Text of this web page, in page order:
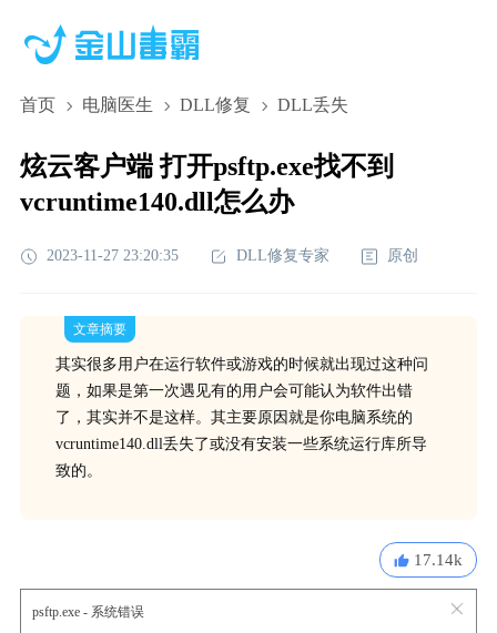
首页 电脑医生 DLL修复 DLL丢失
炫云客户端 打开psftp.exe找不到
vcruntime140.dll怎么办
2023-11-27 23:20:35 DLL修复专家 原创
文章摘要
其实很多用户在运行软件或游戏的时候就出现过这种问
题，如果是第一次遇见有的用户会可能认为软件出错
了，其实并不是这样。其主要原因就是你电脑系统的
vcruntime140.dll丢失了或没有安装一些系统运行库所导
致的。
17.14k
psftp.exe - 系统错误